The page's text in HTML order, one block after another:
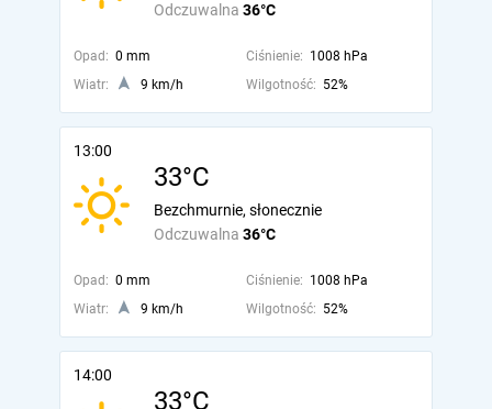
Odczuwalna 36°C
Opad: 0 mm Ciśnienie: 1008 hPa
Wiatr:
9 km/h Wilgotność: 52%
13:00
33°C
Odczuwalna 36°C
Bezchmurnie, słonecznie
Opad: 0 mm Ciśnienie: 1008 hPa
Wiatr:
9 km/h Wilgotność: 52%
14:00
33°C